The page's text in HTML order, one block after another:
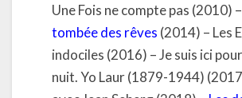
Une Fois ne compte pas (2010) –
tombée des rêves (2014) – Les
indociles (2016) – Je suis ici
nuit. Yo Laur (1879-1944)